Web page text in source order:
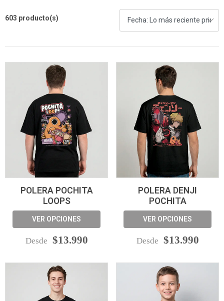
603 producto(s)
POLERA POCHITA
LOOPS
VER OPCIONES
Desde $13.990
POLERA DENJI
POCHITA
VER OPCIONES
Desde $13.990